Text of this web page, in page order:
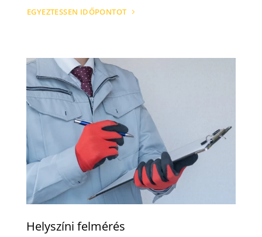
EGYEZTESSEN IDŐPONTOT
Helyszíni felmérés